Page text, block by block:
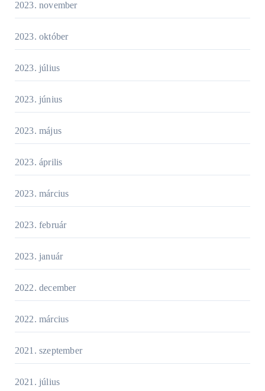
2023. november
2023. október
2023. július
2023. június
2023. május
2023. április
2023. március
2023. február
2023. január
2022. december
2022. március
2021. szeptember
2021. július